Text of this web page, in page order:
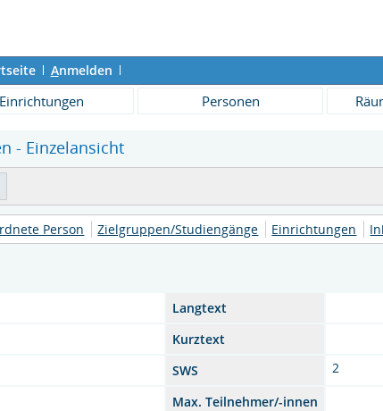
Anmelden
Einrichtungen Personen
- Einzelansicht
Person Zielgruppen/Studiengänge Einrichtungen
Langtext
Kurztext
SWS
2
Max. Teilnehmer/-innen